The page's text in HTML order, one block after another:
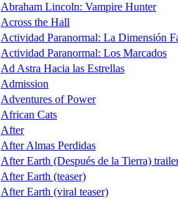
Abraham Lincoln: Vampire Hunter
Across the Hall
Actividad Paranormal: La Dimensión
Actividad Paranormal: Los Marcados
Ad Astra Hacia las Estrellas
Admission
Adventures of Power
African Cats
After
After Almas Perdidas
After Earth (Después de la Tierra)
After Earth (teaser)
After Earth (viral teaser)